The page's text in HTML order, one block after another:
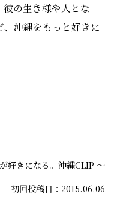
の生き様や人とな
、沖縄をもっと好きに
好きになる。沖縄CLIP ～
初回投稿日：2015.06.06